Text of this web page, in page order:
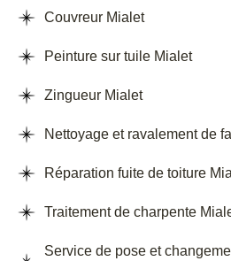
Couvreur Mialet
Peinture sur tuile Mialet
Zingueur Mialet
Nettoyage et ravalement de
Réparation fuite de toiture
Traitement de charpente
Service de pose et